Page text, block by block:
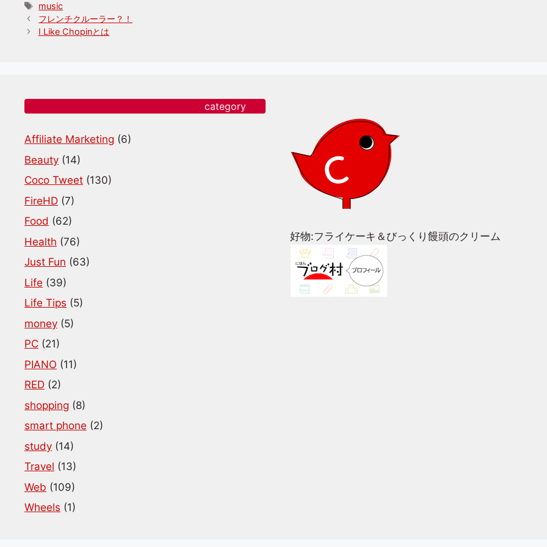
テ
ゴ
リ
タ
グ
music
フレンチクルーラー？！
I Like Chopinとは
category
Affiliate Marketing (6)
Beauty (14)
Coco Tweet (130)
FireHD (7)
Food (62)
Health (76)
Just Fun (63)
Life (39)
Life Tips (5)
money (5)
PC (21)
PIANO (11)
RED (2)
shopping (8)
smart phone (2)
study (14)
Travel (13)
Web (109)
Wheels (1)
好物:フライケーキ＆びっくり饅頭のクリーム